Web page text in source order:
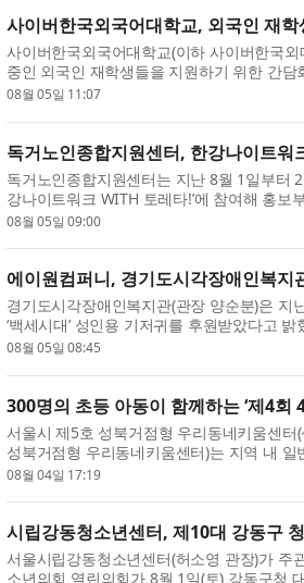
사이버한국외국어대학교, 외국인 재
사이버한국외국어대학교(이하 사이버한국
중인 외국인 재학생들을 지원하기 위한 간
벌교육원은 지난달 25일(토) 대학 사이버관
08월 05일 11:07
독거노인종합지원센터, 한강나이트
독거노인종합지원센터는 지난 8월 1일부터
강나이트워크 WITH 토레타!’​에 참여해 홍
다. 이번 행사는 건강한 걷기 문화 확산과 나
08월 05일 09:00
에이원컴퍼니, 경기도시각장애인복지
경기도시각장애인복지관(관장 양순분)은 지
‘백세시대’ 성인용 기저귀를 후원받았다고
장애인복지관이 함께하는 첫 나눔으로, 경
08월 05일 08:45
300명의 초등 아동이 함께하는 ‘제4회
서울시 제5호 성북거점형 우리동네키움센
성북거점형 우리동네키움센터)는 지역 내 일
업 페스티벌’을 개최했다. 행사에는 최동민
08월 04일 17:19
시립강동청소년센터, 제10대 강동구
서울시립강동청소년센터(허소영 관장)가 주
소년의회 열린의회가 8월 1일(토) 강동구청